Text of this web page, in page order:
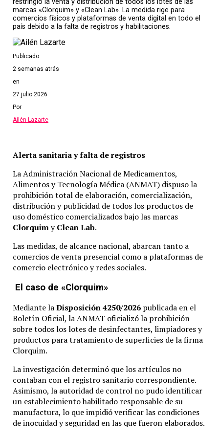
a los 40 días de la primera dosis, en donde se supera el
90 por ciento. Por lo tanto, los casos que se
produzcan antes del día 20 se dan porque aún no se
generó la inmunidad que provee la vacuna para
defender a la persona, por lo menos en algo, de la
Temas relacionados:
Siguente
Anterior
Coronavirus: Qué condiciones deberán cumplir los mayores
de 60 años para vacunarse
restringió la venta y distribución de todos los lotes de las
marcas «Clorquim» y «Clean Lab». La medida rige para
comercios físicos y plataformas de venta digital en todo el
país debido a la falta de registros y habilitaciones.
Publicado
2 semanas atrás
en
27 julio 2026
Por
Ailén Lazarte
Alerta sanitaria y falta de registros
La Administración Nacional de Medicamentos,
Alimentos y Tecnología Médica (ANMAT) dispuso la
prohibición total de elaboración, comercialización,
distribución y publicidad de todos los productos de
uso doméstico comercializados bajo las marcas
ClorquimyClean Lab.
Las medidas, de alcance nacional, abarcan tanto a
comercios de venta presencial como a plataformas de
comercio electrónico y redes sociales.
El caso de «Clorquim»
Mediante laDisposición 4250/2026publicada en el
Boletín Oficial, la ANMAT oficializó la prohibición
sobre todos los lotes de desinfectantes, limpiadores y
productos para tratamiento de superficies de la firma
Clorquim.
La investigación determinó que los artículos no
contaban con el registro sanitario correspondiente.
Asimismo, la autoridad de control no pudo identificar
un establecimiento habilitado responsable de su
manufactura, lo que impidió verificar las condiciones
de inocuidad y seguridad en las que fueron elaborados.